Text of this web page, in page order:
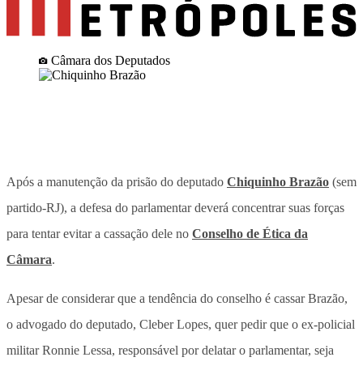
Câmara dos Deputados
Após a manutenção da prisão do deputado Chiquinho Brazão (sem
partido-RJ), a defesa do parlamentar deverá concentrar suas forças
para tentar evitar a cassação dele no Conselho de Ética da
Câmara.
Apesar de considerar que a tendência do conselho é cassar Brazão,
o advogado do deputado, Cleber Lopes, quer pedir que o ex-policial
militar Ronnie Lessa, responsável por delatar o parlamentar, seja